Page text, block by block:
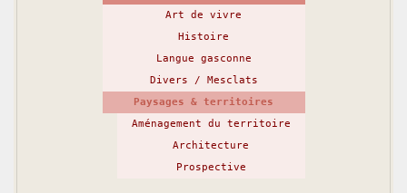
Art de vivre
Histoire
Langue gasconne
Divers / Mesclats
Paysages & territoires
Aménagement du territoire
Architecture
Prospective